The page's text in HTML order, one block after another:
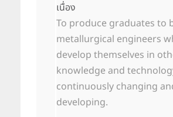
เนื่อง
To produce graduates to
metallurgical engineers
develop themselves in
knowledge and
continuously changing
developing.